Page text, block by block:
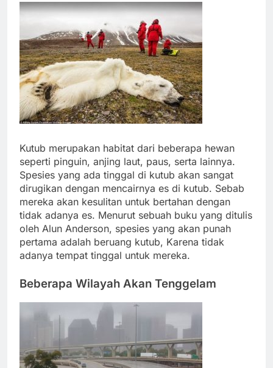
Kutub merupakan habitat dari beberapa hewan
seperti pinguin, anjing laut, paus, serta lainnya.
Spesies yang ada tinggal di kutub akan sangat
dirugikan dengan mencairnya es di kutub. Sebab
mereka akan kesulitan untuk bertahan dengan
tidak adanya es. Menurut sebuah buku yang ditulis
oleh Alun Anderson, spesies yang akan punah
pertama adalah beruang kutub, Karena tidak
adanya tempat tinggal untuk mereka.
Beberapa Wilayah Akan Tenggelam